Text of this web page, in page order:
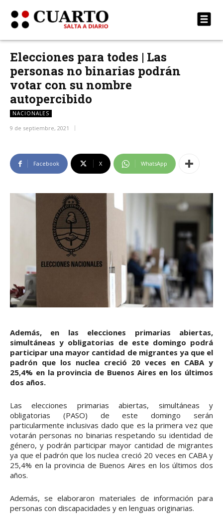
Elecciones para todes | Las
personas no binarias podrán
votar con su nombre
autopercibido
NACIONALES
9 de septiembre, 2021
Facebook X WhatsApp
Además, en las elecciones primarias abiertas,
simultáneas y obligatorias de este domingo podrá
participar una mayor cantidad de migrantes ya que el
padrón que los nuclea creció 20 veces en CABA y
25,4% en la provincia de Buenos Aires en los últimos
dos años.
Las elecciones primarias abiertas, simultáneas y
obligatorias (PASO) de este domingo serán
particularmente inclusivas dado que es la primera vez que
votarán personas no binarias respetando su identidad de
género, y podrán participar mayor cantidad de migrantes
ya que el padrón que los nuclea creció 20 veces en CABA y
25,4% en la provincia de Buenos Aires en los últimos dos
años.
Además, se elaboraron materiales de información para
personas con discapacidades y en lenguas originarias.